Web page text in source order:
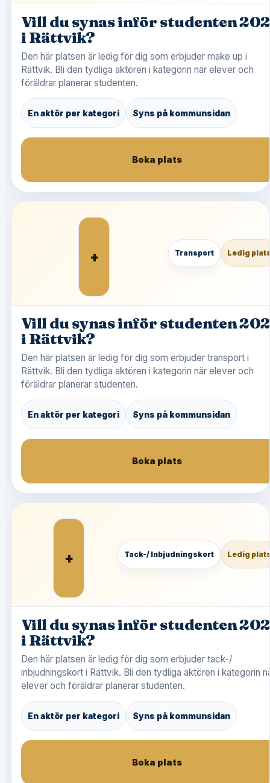
Vill du synas inför studenten
i Rättvik?
Den här platsen är ledig för dig som erbjuder make up i
Rättvik. Bli den tydliga aktören i kategorin när elever och
föräldrar planerar studenten.
En aktör per kategori Syns på kommunsidan
Boka plats
+ Transport Ledig
Vill du synas inför studenten
i Rättvik?
Den här platsen är ledig för dig som erbjuder transport i
Rättvik. Bli den tydliga aktören i kategorin när elever och
föräldrar planerar studenten.
En aktör per kategori Syns på kommunsidan
Boka plats
+ Tack-/ Inbjudningskort Ledig
Vill du synas inför studenten
i Rättvik?
Den här platsen är ledig för dig som erbjuder tack-/
inbjudningskort i Rättvik. Bli den tydliga aktören i kategorin
elever och föräldrar planerar studenten.
En aktör per kategori Syns på kommunsidan
Boka plats